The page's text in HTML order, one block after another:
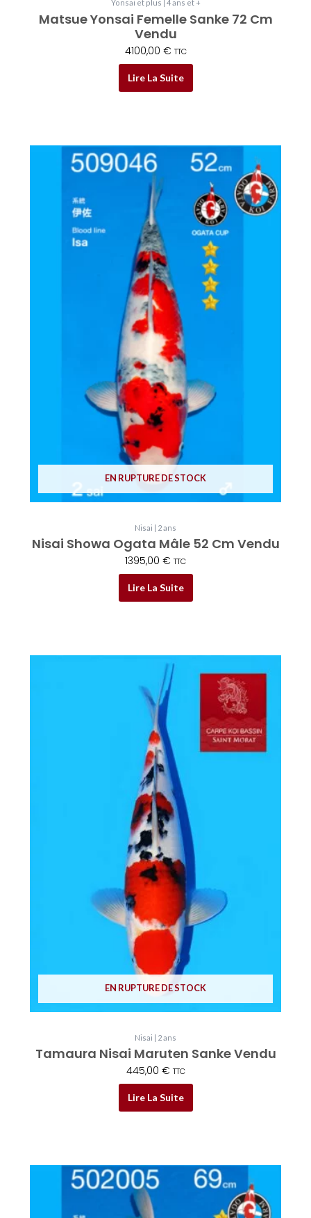
Yonsai et plus | 4 ans et +
Matsue Yonsai Femelle Sanke 72 Cm
Vendu
4100,00 € TTC
Lire La Suite
EN RUPTURE DE STOCK
Nisai | 2 ans
Nisai Showa Ogata Mâle 52 Cm Vendu
1395,00 € TTC
Lire La Suite
EN RUPTURE DE STOCK
Nisai | 2 ans
Tamaura Nisai Maruten Sanke Vendu
445,00 € TTC
Lire La Suite